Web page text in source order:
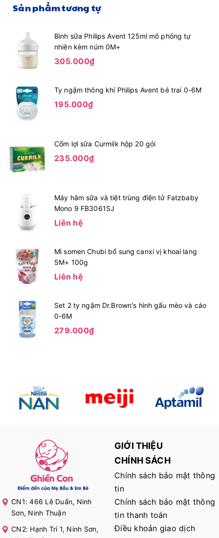
Sản phẩm tương tự
Bình sữa Philips Avent 125ml mô phỏng tự
nhiên kèm núm 0M+
305.000₫
Ty ngậm thông khí Philips Avent bé trai 0-6M
195.000₫
Cốm lợi sữa Curmilk hộp 20 gói
235.000₫
Máy hâm sữa và tiệt trùng điện tử Fatzbaby
Mono 9 FB3061SJ
Liên hệ
Mì somen Chubi bổ sung canxi vị khoai lang
5M+ 100g
Liên hệ
Set 2 ty ngậm Dr.Brown's hình gấu mèo và cáo
0-6M
279.000₫
CN1: 466 Lê Duẩn, Ninh
Sơn, Ninh Thuận
CN2: Hạnh Trí 1, Ninh Sơn,
GIỚI THIỆU
CHÍNH SÁCH
Chính sách bảo mật thông
tin
Chính sách bảo mật thông
tin thanh toán
Điều khoản giao dịch